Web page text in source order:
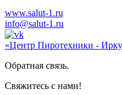
www.salut-1.ru
info@salut-1.ru
«Центр Пиротехники -
Обратная связь.
Свяжитесь с нами!